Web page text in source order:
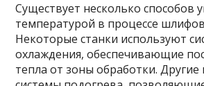
Существует несколько способов
температурой в процессе
Некоторые станки используют
охлаждения, обеспечивающие
тепла от зоны обработки.